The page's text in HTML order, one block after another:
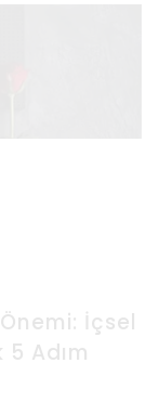
İçsel
Adım